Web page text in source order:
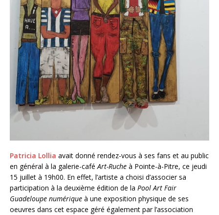
Patricia Lollia avait donné rendez-vous à ses fans et au public
en général à la galerie-caféArt-Ruche à Pointe-à-Pitre, ce jeudi
15 juillet à 19h00. En effet, l’artiste a choisi d’associer sa
participation à la deuxième édition de la Pool Art Fair
Guadeloupe numérique à une exposition physique de ses
oeuvres dans cet espace géré également par l’association